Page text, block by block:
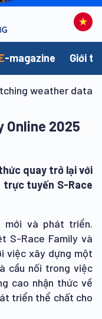
-magazine Giới
weather data
Online 2025
quay trở lại với
trực tuyến S-Race
mới và phát triển.
S-Race Family và
việc xây dựng một
cầu nối trong việc
cao nhận thức về
triển thể chất cho